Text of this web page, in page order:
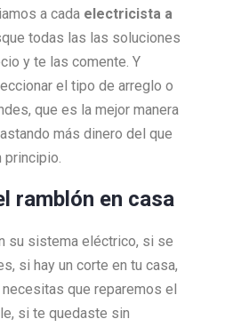
a cada electricista a
todas las las soluciones
y te las comente. Y
el tipo de arreglo o
que es la mejor manera
más dinero del que
principio.
ramblón en casa
su sistema eléctrico, si se
si hay un corte en tu casa,
que reparemos el
si te quedaste sin